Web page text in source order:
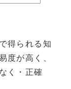
得られる知
度が高く、
く・正確